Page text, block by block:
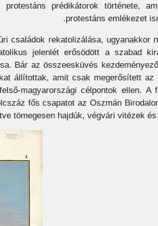
protestáns prédikátorok története,
protestáns emlékezet
családok rekatolizálása, ugyanakkor
jelenlét erősödött a szabad
Bár az összeesküvés
állítottak, amit csak megerősített az
magyarországi célpontok ellen. A
fős csapatot az Oszmán
tömegesen hajdúk, végvári vitézek és